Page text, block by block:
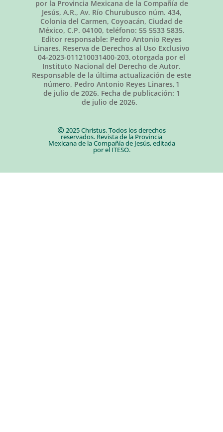
por la Provincia Mexicana de la Compañía de
Jesús, A.R., Av. Río Churubusco núm. 434,
Colonia del Carmen, Coyoacán, Ciudad de
México, C.P. 04100, teléfono: 55 5533 5835.
Editor responsable: Pedro Antonio Reyes
Linares. Reserva de Derechos al Uso Exclusivo
04-2023-011210031400-203, otorgada por el
Instituto Nacional del Derecho de Autor.
Responsable de la última actualización de este
número, Pedro Antonio Reyes Linares, 1
de julio de 2026. Fecha de publicación: 1
de julio de 2026.
2025 Christus. Todos los derechos
reservados. Revista de la Provincia
Mexicana de la Compañía de Jesús, editada
por el ITESO.